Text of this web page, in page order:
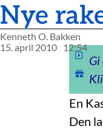
Nye
Kenneth O. Bakken
15. april 2010
12:54
En
Den